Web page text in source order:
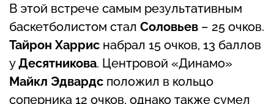
В этой встрече самым результативным
баскетболистом стал Соловьев – 25 очков.
Тайрон Харрис набрал 15 очков, 13 баллов
уДесятникова. Центровой «Динамо»
Майкл Эдвардс положил в кольцо
соперника 12 очков, однако также сумел